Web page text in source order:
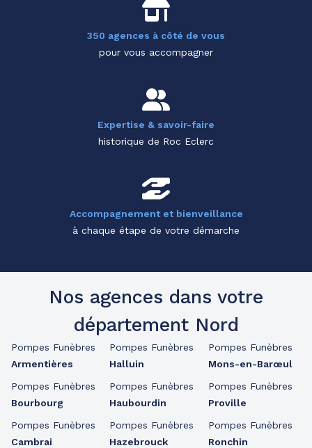
350 agences à côté de vous
pour vous accompagner
Expertise & savoir-faire
historique de Roc Eclerc
Accompagnement et bienveillance
à chaque étape de votre démarche
Nos agences dans votre
département Nord
Pompes Funèbres
Armentières
Pompes Funèbres
Bourbourg
Pompes Funèbres
Cambrai
Pompes Funèbres
Halluin
Pompes Funèbres
Haubourdin
Pompes Funèbres
Hazebrouck
Pompes Funèbres
Mons-en-Barœul
Pompes Funèbres
Proville
Pompes Funèbres
Ronchin